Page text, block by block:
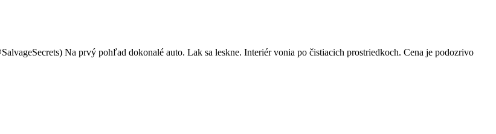
Na prvý pohľad dokonalé auto. Lak sa leskne. Interiér vonia po čistiacich prostriedkoch. Cena je podozrivo